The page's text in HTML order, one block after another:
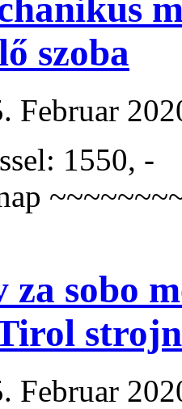
szoba
Februar
1550, -
za sobo
Februar